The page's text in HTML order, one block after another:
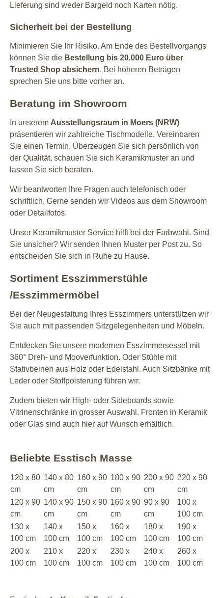
Lieferung sind weder Bargeld noch Karten nötig.
Sicherheit bei der Bestellung
Minimieren Sie Ihr Risiko. Am Ende des Bestellvorgangs
können Sie die Bestellung bis 20.000 Euro über
Trusted Shop absichern. Bei höheren Beträgen
sprechen Sie uns bitte vorher an.
Beratung im Showroom
In unserem Ausstellungsraum in Moers (NRW)
präsentieren wir zahlreiche Tischmodelle. Vereinbaren
Sie einen Termin. Überzeugen Sie sich persönlich von
der Qualität, schauen Sie sich Keramikmuster an und
lassen Sie sich beraten.
Wir beantworten Ihre Fragen auch telefonisch oder
schriftlich. Gerne senden wir Videos aus dem Showroom
oder Detailfotos.
Unser Keramikmuster Service hilft bei der Farbwahl. Sind
Sie unsicher? Wir senden Ihnen Muster per Post zu. So
entscheiden Sie sich in Ruhe zu Hause.
Sortiment Esszimmerstühle
/Esszimmermöbel
Bei der Neugestaltung Ihres Esszimmers unterstützen wir
Sie auch mit passenden Sitzgelegenheiten und Möbeln.
Entdecken Sie unsere modernen Esszimmersessel mit
360° Dreh- und Mooverfunktion. Oder Stühle mit
Stativbeinen aus Holz oder Edelstahl. Auch Sitzbänke mit
Leder oder Stoffpolsterung führen wir.
Zudem bieten wir High- oder Sideboards sowie
Vitrinenschränke in grosser Auswahl. Fronten in Keramik
oder Glas sind auch hier auf Wunsch erhältlich.
Beliebte Esstisch Masse
120 x 80
cm
140 x 80
cm
160 x 90
cm
180 x 90
cm
200 x 90
cm
220 x 90
cm
120 x 90
cm
140 x 90
cm
150 x 90
cm
160 x 90
cm
90 x 90
cm
100 x
100 cm
130 x
100 cm
140 x
100 cm
150 x
100 cm
160 x
100 cm
180 x
100 cm
190 x
100 cm
200 x
100 cm
210 x
100 cm
220 x
100 cm
230 x
100 cm
240 x
100 cm
260 x
100 cm